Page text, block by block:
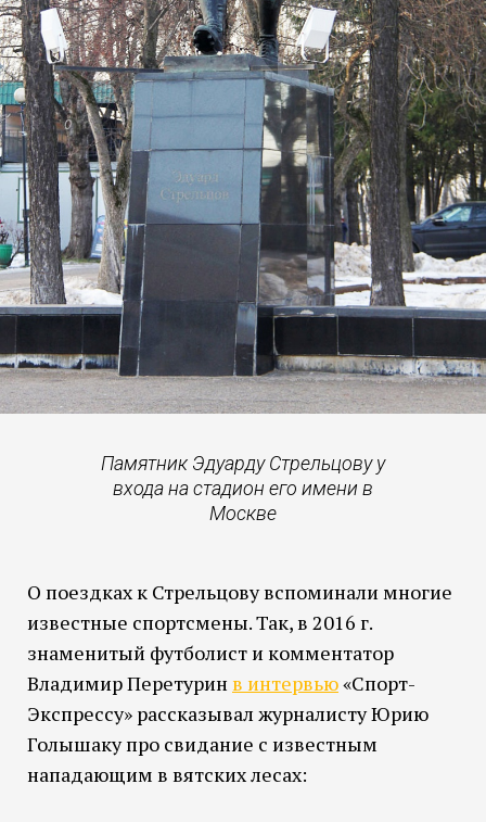
Памятник Эдуарду Стрельцову у
входа на стадион его имени в
Москве
О поездках к Стрельцову вспоминали многие
известные спортсмены. Так, в 2016 г.
знаменитый футболист и комментатор
Владимир Перетурин в интервью«Спорт-
Экспрессу» рассказывал журналисту Юрию
Голышаку про свидание с известным
нападающим в вятских лесах: